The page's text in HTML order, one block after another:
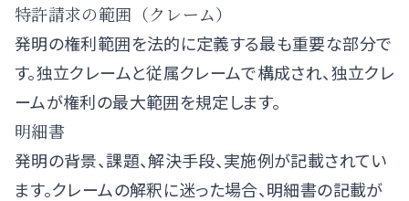
特許請求の範囲（クレーム）
発明の権利範囲を法的に定義する最も重要な部分で
す。独立クレームと従属クレームで構成され、独立クレ
ームが権利の最大範囲を規定します。
明細書
発明の背景、課題、解決手段、実施例が記載されてい
ます。クレームの解釈に迷った場合、明細書の記載が